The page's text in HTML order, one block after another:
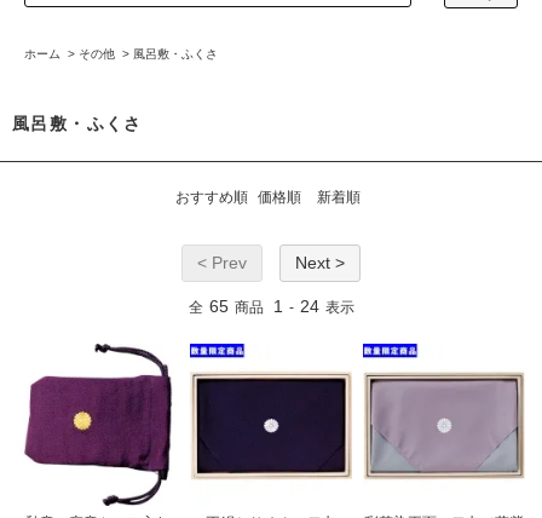
ホーム > その他 > 風呂敷・ふくさ
風呂敷・ふくさ
おすすめ順 価格順 新着順
< Prev Next >
全 65 商品 1 - 24 表示